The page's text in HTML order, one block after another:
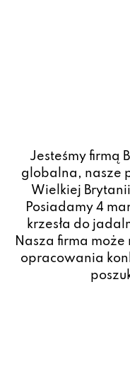
Jesteśmy firmą
globalna, nasze
Wielkiej
Posiadamy 4
krzesła do
Nasza firma
opracowania